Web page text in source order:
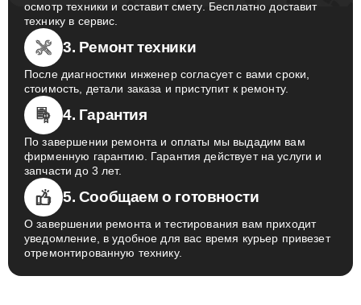
осмотр техники и составит смету. Бесплатно доставит
технику в сервис.
3. Ремонт техники
После диагностики инженер согласует с вами сроки,
стоимость, детали заказа и приступит к ремонту.
4. Гарантия
По завершении ремонта и оплаты мы выдадим вам
фирменную гарантию. Гарантия действует на услуги и
запчасти до 3 лет.
5. Сообщаем о готовности
О завершении ремонта и тестирования вам приходит
уведомление, в удобное для вас время курьер привезет
отремонтированную технику.